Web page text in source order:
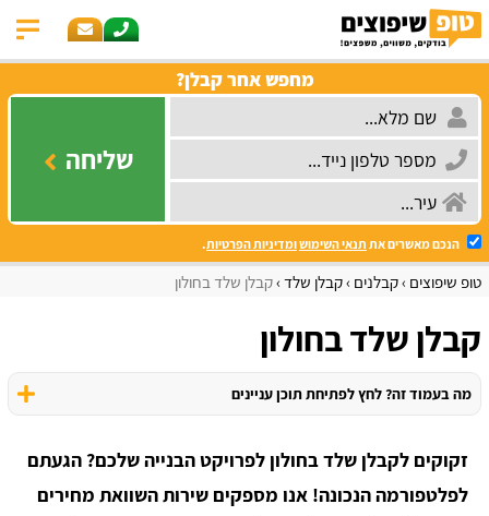
מחפש אחר קבלן?
שליחה
הנכם מאשרים את תנאי השימושומדיניות הפרטיות.
טופ שיפוצים קבלנים קבלן שלד קבלן שלד בחולון
קבלן שלד בחולון
מה בעמוד זה? לחץ לפתיחת תוכן עניינים
זקוקים לקבלן שלד בחולון לפרויקט הבנייה שלכם? הגעתם
לפלטפורמה הנכונה! אנו מספקים שירות השוואת מחירים